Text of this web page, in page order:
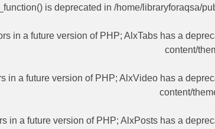
is deprecated in /home/libraryforaqsa/
in a future version of PHP; AlxTabs has a
content/
in a future version of PHP; AlxVideo has a
content/
in a future version of PHP; AlxPosts has a